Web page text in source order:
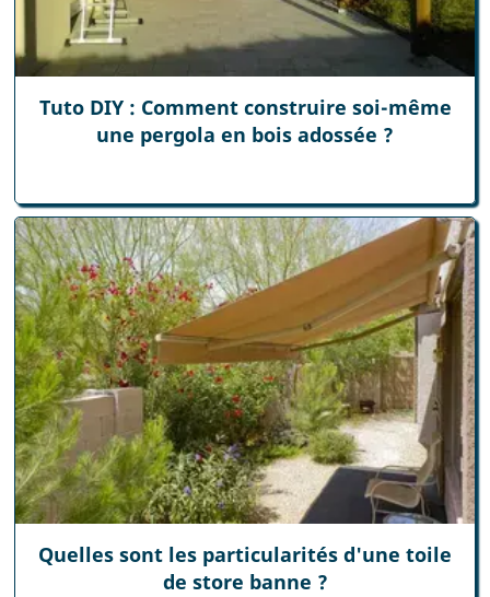
Tuto DIY : Comment construire soi-même
une pergola en bois adossée ?
Quelles sont les particularités d'une toile
de store banne ?